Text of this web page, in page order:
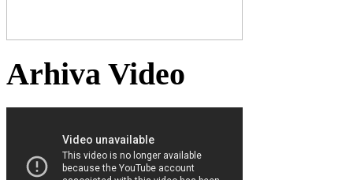
Arhiva Video